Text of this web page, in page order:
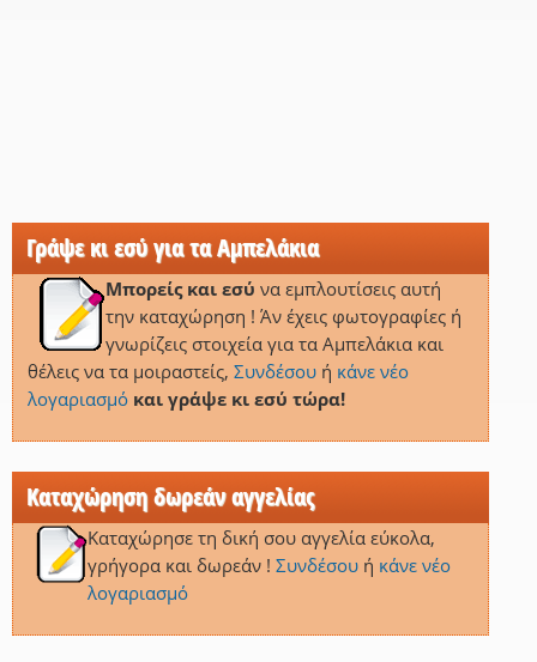
Γράψε κι εσύ για τα Αμπελάκια
Μπορείς και εσύ να εμπλουτίσεις αυτή
την καταχώρηση ! Άν έχεις φωτογραφίες ή
γνωρίζεις στοιχεία για τα Αμπελάκια και
θέλεις να τα μοιραστείς, Συνδέσουή κάνε νέο
λογαριασμό και γράψε κι εσύ τώρα!
Καταχώρηση δωρεάν αγγελίας
Καταχώρησε τη δική σου αγγελία εύκολα,
γρήγορα και δωρεάν ! Συνδέσουή κάνε νέο
λογαριασμό